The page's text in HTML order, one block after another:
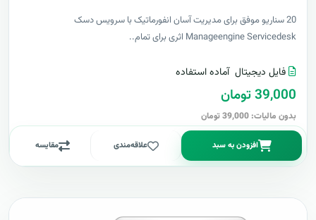
20 سناریو موفق برای مدیریت آسان انفورماتیک با سرویس دسک
Manageengine Servicedesk اثری برای تمام..
فایل دیجیتال آماده استفاده
39,000 تومان
بدون مالیات: 39,000 تومان
افزودن به سبد علاقه‌مندی مقایسه